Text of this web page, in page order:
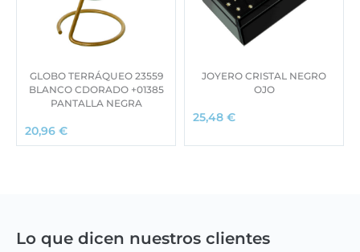
GLOBO TERRÁQUEO 23559
BLANCO CDORADO +01385
PANTALLA NEGRA
20,96 €
JOYERO CRISTAL NEGRO
OJO
25,48 €
Lo que dicen nuestros clientes